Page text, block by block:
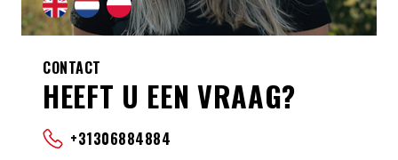
CONTACT
HEEFT U EEN VRAAG?
+31306884884